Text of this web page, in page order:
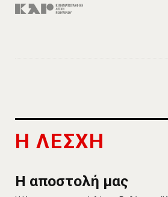
Η ΛΕΣΧΗ
Η αποστολή μας